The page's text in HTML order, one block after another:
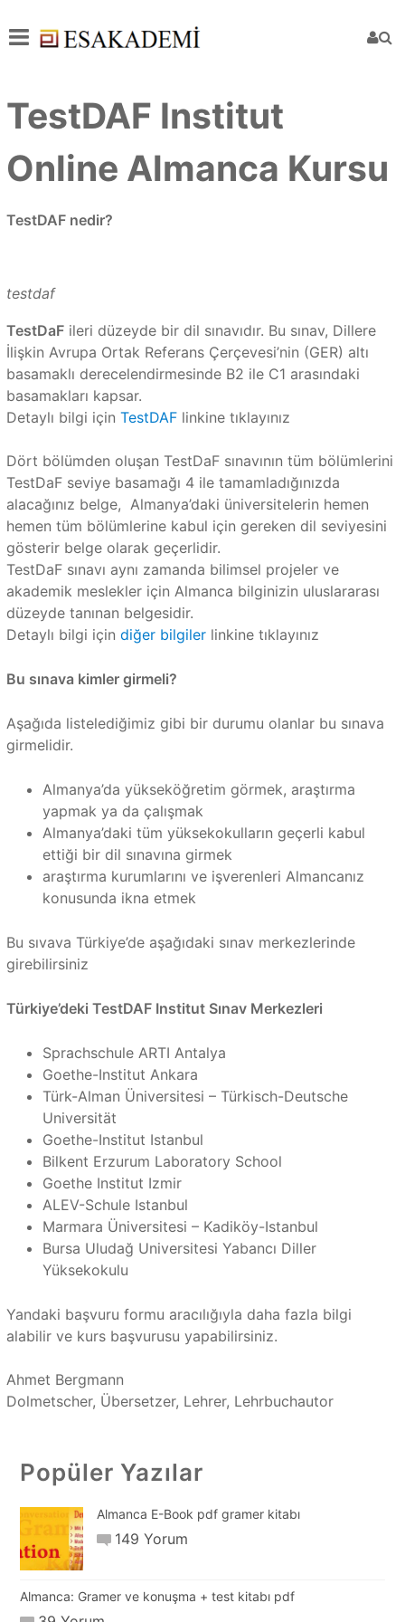
TestDAF Institut
Online Almanca Kursu
TestDAF nedir?
testdaf
TestDaFileri düzeyde bir dil sınavıdır. Bu sınav, Dillere
İlişkin Avrupa Ortak Referans Çerçevesi’nin (GER) altı
basamaklı derecelendirmesinde B2 ile C1 arasındaki
basamakları kapsar.
Detaylı bilgi için TestDAFlinkine tıklayınız
Dört bölümden oluşan TestDaF sınavının tüm bölümlerini
TestDaF seviye basamağı 4 ile tamamladığınızda
alacağınız belge, Almanya’daki üniversitelerin hemen
hemen tüm bölümlerine kabul için gereken dil seviyesini
gösterir belge olarak geçerlidir.
TestDaF sınavı aynı zamanda bilimsel projeler ve
akademik meslekler için Almanca bilginizin uluslararası
düzeyde tanınan belgesidir.
Detaylı bilgi için diğer bilgilerlinkine tıklayınız
Bu sınava kimler girmeli?
Aşağıda listelediğimiz gibi bir durumu olanlar bu sınava
girmelidir.
Almanya’da yükseköğretim görmek, araştırma
yapmak ya da çalışmak
Almanya’daki tüm yüksekokulların geçerli kabul
ettiği bir dil sınavına girmek
araştırma kurumlarını ve işverenleri Almancanız
konusunda ikna etmek
Bu sıvava Türkiye’de aşağıdaki sınav merkezlerinde
girebilirsiniz
Türkiye’deki TestDAF Institut Sınav Merkezleri
Sprachschule ARTI Antalya
Goethe-Institut Ankara
Türk-Alman Üniversitesi – Türkisch-Deutsche
Universität
Goethe-Institut Istanbul
Bilkent Erzurum Laboratory School
Goethe Institut Izmir
ALEV-Schule Istanbul
Marmara Üniversitesi – Kadiköy-Istanbul
Bursa Uludağ Universitesi Yabancı Diller
Yüksekokulu
Yandaki başvuru formu aracılığıyla daha fazla bilgi
alabilir ve kurs başvurusu yapabilirsiniz.
Ahmet Bergmann
Dolmetscher, Übersetzer, Lehrer, Lehrbuchautor
Popüler Yazılar
Almanca E-Book pdf gramer kitabı
149 Yorum
Almanca: Gramer ve konuşma + test kitabı pdf